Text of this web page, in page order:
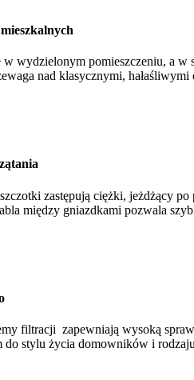
w wydzielonym pomieszczeniu, a
nad klasycznymi, hałaśliwymi
zastępują ciężki, jeżdżący
między gniazdkami pozwala
filtracji zapewniają wysoką
do stylu życia domowników i